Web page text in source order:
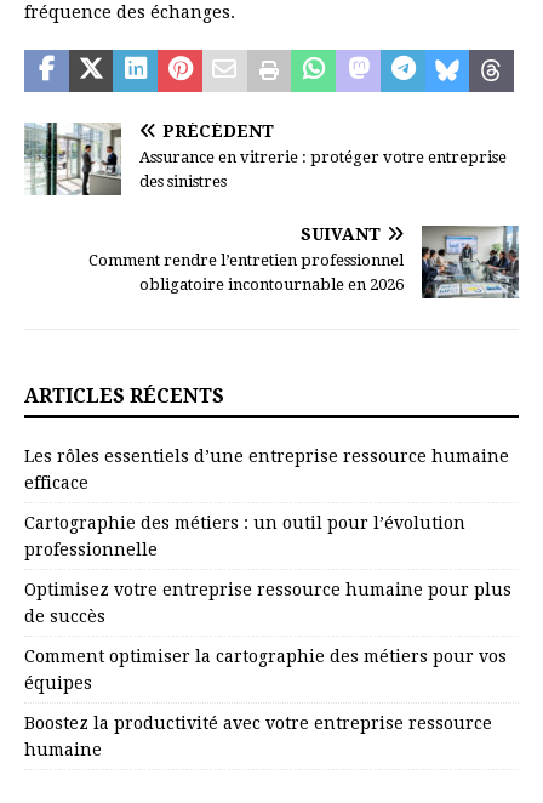
fréquence des échanges.
PRÉCÉDENT
Assurance en vitrerie : protéger votre entreprise
des sinistres
SUIVANT
Comment rendre l’entretien professionnel
obligatoire incontournable en 2026
ARTICLES RÉCENTS
Les rôles essentiels d’une entreprise ressource humaine
efficace
Cartographie des métiers : un outil pour l’évolution
professionnelle
Optimisez votre entreprise ressource humaine pour plus
de succès
Comment optimiser la cartographie des métiers pour vos
équipes
Boostez la productivité avec votre entreprise ressource
humaine